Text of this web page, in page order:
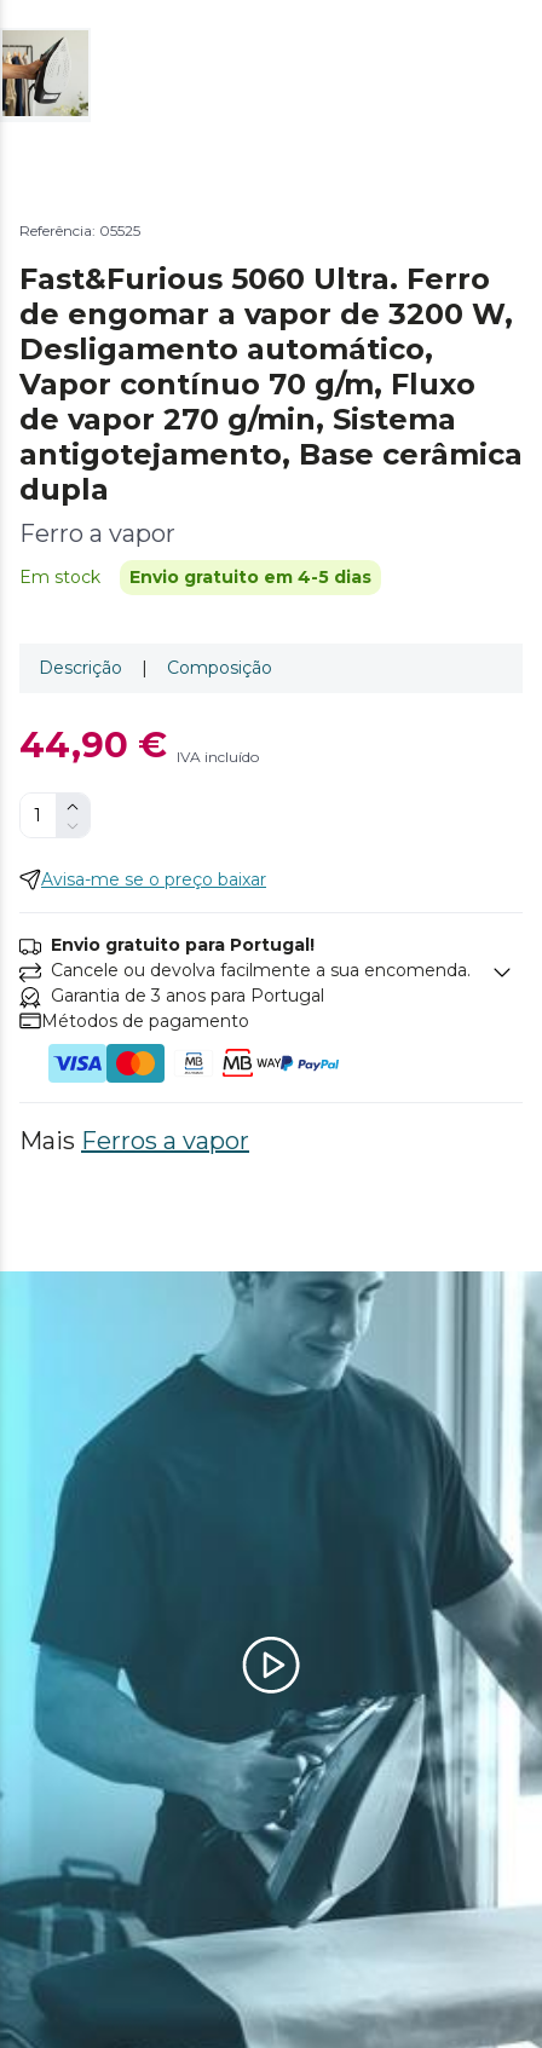
Referência: 05525
Fast&Furious 5060 Ultra. ‌Ferro
de engomar a vapor de 3200 W,
Desligamento automático,
Vapor contínuo 70 g/m, Fluxo
de vapor 270 g/min, Sistema
antigotejamento, Base cerâmica
dupla
Ferro a vapor
Em stock Envio gratuito em 4-5 dias
Descrição | Composição
44,90 € IVA incluído
Avisa-me se o preço baixar
Envio gratuito para Portugal!
Cancele ou devolva facilmente a sua encomenda.
Garantia de 3 anos para Portugal
Métodos de pagamento
Mais Ferros a vapor